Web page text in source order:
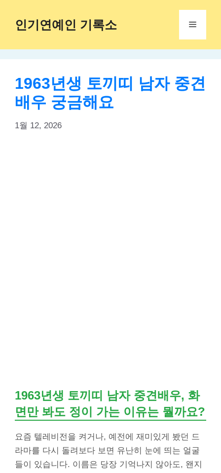
content
인기연예인 기록소 Menu
1963년생 토끼띠 남자 중견
배우 궁금해요
1월 12, 2026
1963년생 토끼띠 남자 중견배우, 화
면만 봐도 정이 가는 이유는 뭘까요?
요즘 텔레비전을 켜거나, 예전에 재미있게 봤던 드
라마를 다시 돌려보다 보면 유난히 눈에 띄는 얼굴
들이 있습니다. 이름은 당장 기억나지 않아도, 왠지